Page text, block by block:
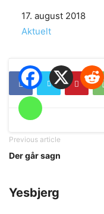
Date
17. august 2018
In relation to
Aktuelt
Previous article
Der går sagn
Yesbjerg